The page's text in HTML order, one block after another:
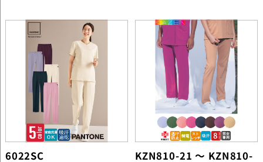
6022SC
KZN810-21 ～ KZN810-